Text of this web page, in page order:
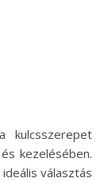
kulcsszerepet
kezelésében.
választás